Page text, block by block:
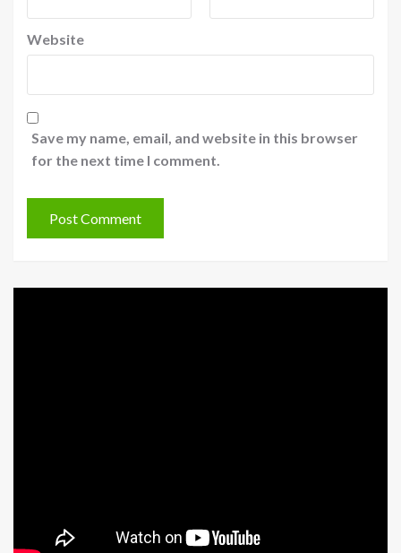
Website
Save my name, email, and website in this browser
for the next time I comment.